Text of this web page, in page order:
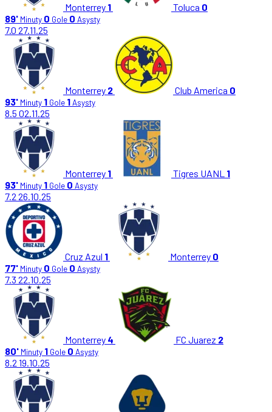
Monterrey 1 Toluca 0
89' Minuty 0 Gole 0 Asysty
7.0 27.11.25
Monterrey 2 Club America 0
93' Minuty 1 Gole 1Asysty
8.5 02.11.25
Monterrey 1 Tigres UANL 1
93' Minuty 1 Gole 0 Asysty
7.2 26.10.25
Cruz Azul 1 Monterrey 0
77' Minuty 0 Gole 0 Asysty
7.3 22.10.25
Monterrey 4 FC Juarez 2
80' Minuty 1 Gole 0 Asysty
8.2 19.10.25